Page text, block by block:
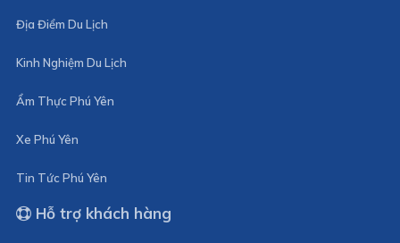
Địa Điểm Du Lịch
Kinh Nghiệm Du Lịch
Ẩm Thực Phú Yên
Xe Phú Yên
Tin Tức Phú Yên
Hỗ trợ khách hàng